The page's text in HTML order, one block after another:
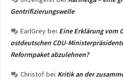
Gentrifizierungswelle
EarlGrey bei Eine Erklärung vom
ostdeutschen CDU-
Reformpaket abzulehnen?
Christof bei Kritik an der